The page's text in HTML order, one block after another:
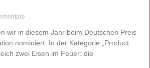
wir in diesem Jahr beim Deutschen Preis
nominiert. In der Kategorie „Product
zwei Eisen im Feuer: die